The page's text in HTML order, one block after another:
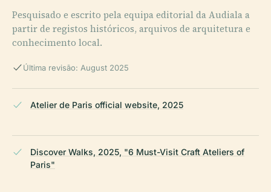
Pesquisado e escrito pela equipa editorial da Audiala a
partir de registos históricos, arquivos de arquitetura e
conhecimento local.
Última revisão: August 2025
Atelier de Paris official website, 2025
Discover Walks, 2025, "6 Must-Visit Craft Ateliers of
Paris"